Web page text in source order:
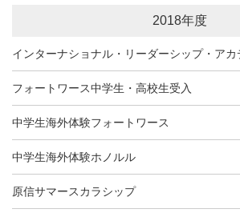
2018年度
インターナショナル・リーダーシップ・アカ
フォートワース中学生・高校生受入
中学生海外体験フォートワース
中学生海外体験ホノルル
原信サマースカラシップ